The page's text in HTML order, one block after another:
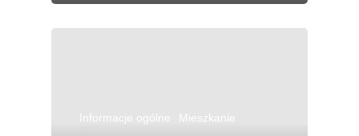
Informacje ogólne
Mieszkanie